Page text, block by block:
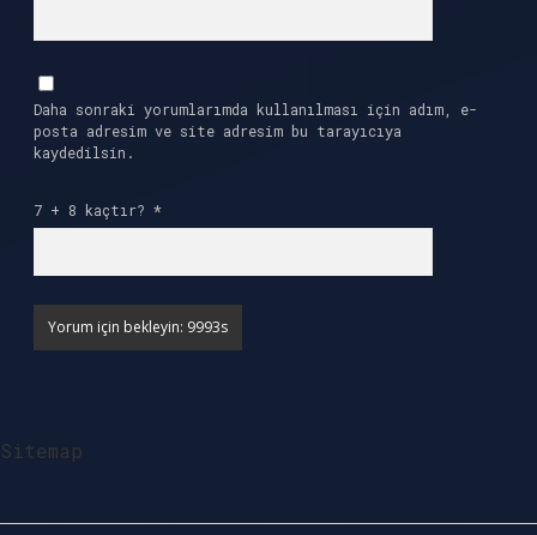
Daha sonraki yorumlarımda kullanılması için adım, e-
posta adresim ve site adresim bu tarayıcıya
kaydedilsin.
7 + 8 kaçtır? *
Sitemap